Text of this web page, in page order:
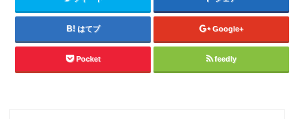
はてブ Google+
Pocket feedly